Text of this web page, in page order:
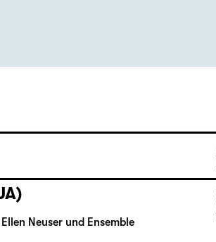
Neuser und Ensemble